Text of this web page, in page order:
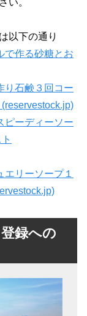
以下の通り
作る砂糖とお
石鹸３回コー
ーディーソー
リーソープ１
録への